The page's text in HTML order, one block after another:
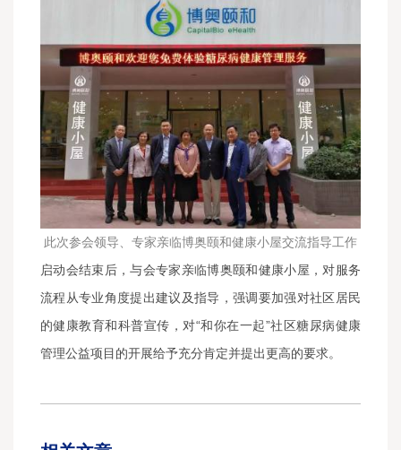
此次参会领导、专家亲临博奥颐和健康小屋交流指导工作
启动会结束后，与会专家亲临博奥颐和健康小屋，对服务
流程从专业角度提出建议及指导，强调要加强对社区居民
的健康教育和科普宣传，对“和你在一起”社区糖尿病健康
管理公益项目的开展给予充分肯定并提出更高的要求。